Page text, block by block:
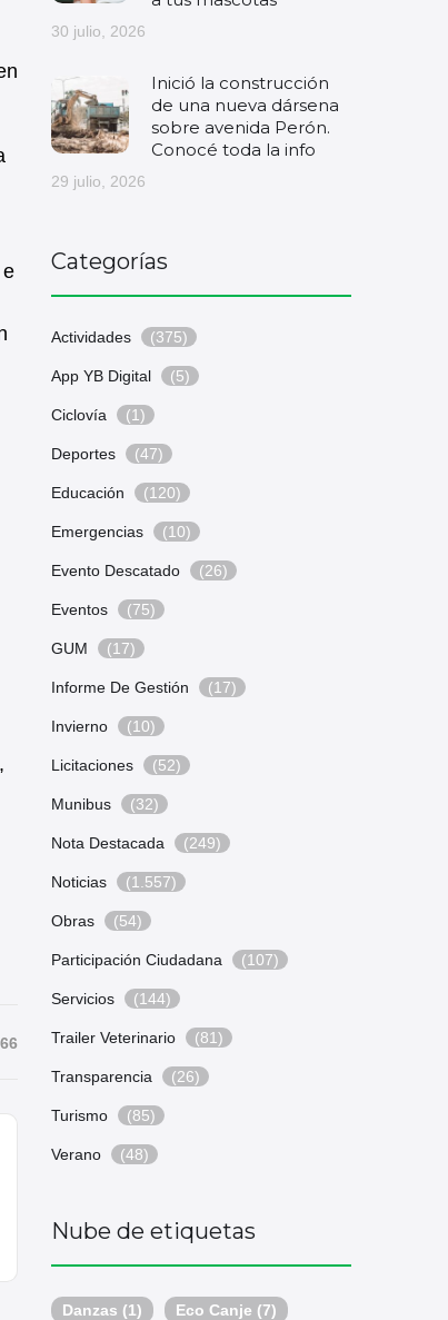
66
30 julio, 2026
Inició la construcción
de una nueva dársena
sobre avenida Perón.
Conocé toda la info
29 julio, 2026
Categorías
Actividades (375)
App YB Digital (5)
Ciclovía (1)
Deportes (47)
Educación (120)
Emergencias (10)
Evento Descatado (26)
Eventos (75)
GUM (17)
Informe De Gestión (17)
Invierno (10)
Licitaciones (52)
Munibus (32)
Nota Destacada (249)
Noticias (1.557)
Obras (54)
Participación Ciudadana (107)
Servicios (144)
Trailer Veterinario (81)
Transparencia (26)
Turismo (85)
Verano (48)
Nube de etiquetas
Danzas (1) Eco Canje (7)